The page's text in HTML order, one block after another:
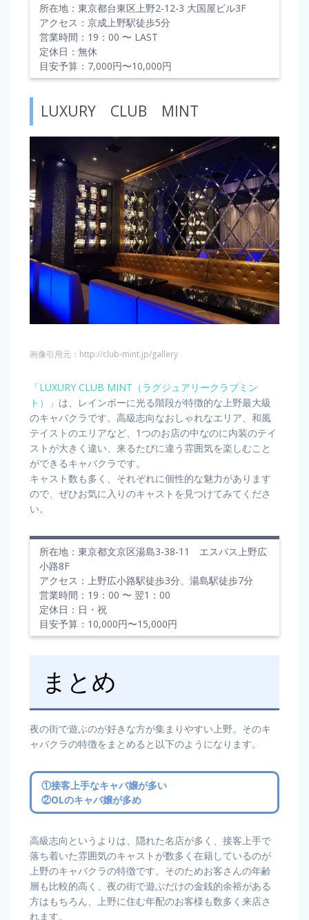
所在地：東京都台東区上野2-12-3 大国屋ビル3F
アクセス：京成上野駅徒歩5分
営業時間：19：00 〜 LAST
定休日：無休
目安予算：7,000円〜10,000円
LUXURY CLUB MINT
画像引用元：http://club-mint.jp/gallery
「LUXURY CLUB MINT（ラグジュアリークラブミン
ト）」 は、レインボーに光る階段が特徴的な上野最大級
のキャバクラです。高級志向なおしゃれなエリア、和風
テイストのエリアなど、1つのお店の中なのに内装のテイ
ストが大きく違い、来るたびに違う雰囲気を楽しむこと
ができるキャバクラです。
キャスト数も多く、それぞれに個性的な魅力があります
ので、ぜひお気に入りのキャストを見つけてみてくださ
い。
所在地：東京都文京区湯島3-38-11 エスパス上野広
小路8F
アクセス：上野広小路駅徒歩3分、湯島駅徒歩7分
営業時間：19：00 〜 翌1：00
定休日：日・祝
目安予算：10,000円〜15,000円
まとめ
夜の街で遊ぶのが好きな方が集まりやすい上野。そのキ
ャバクラの特徴をまとめると以下のようになります。
①接客上手なキャバ嬢が多い
②OLのキャバ嬢が多め
高級志向というよりは、隠れた名店が多く、接客上手で
落ち着いた雰囲気のキャストが数多く在籍しているのが
上野のキャバクラの特徴です。そのためお客さんの年齢
層も比較的高く、夜の街で遊ぶだけの金銭的余裕がある
方はもちろん、上野に住む年配のお客様も数多く来店さ
れます。